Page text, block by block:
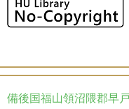
備後国福山領沼隈郡早